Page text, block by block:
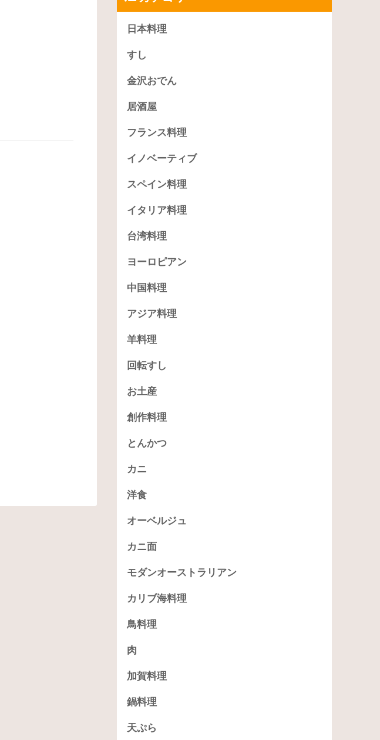
日本料理
すし
金沢おでん
居酒屋
フランス料理
イノベーティブ
スペイン料理
イタリア料理
台湾料理
ヨーロピアン
中国料理
アジア料理
羊料理
回転すし
お土産
創作料理
とんかつ
カニ
洋食
オーベルジュ
カニ面
モダンオーストラリアン
カリブ海料理
鳥料理
肉
加賀料理
鍋料理
天ぷら